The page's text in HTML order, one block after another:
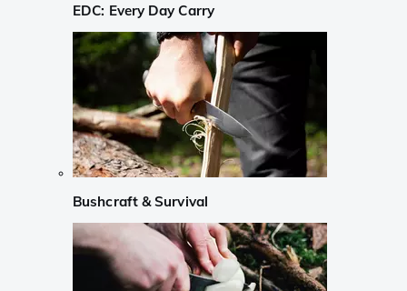
EDC: Every Day Carry
Bushcraft & Survival